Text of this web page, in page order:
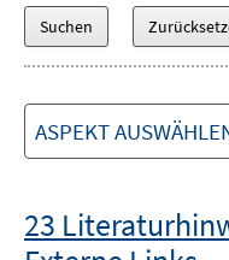
ASPEKT
23